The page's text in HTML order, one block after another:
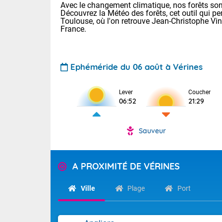
Pour la
temps
Tendance
Avec le changement climatique, nos forêts
Découvrez la Météo des forêts, cet outil qui
Toulouse, où l'on retrouve Jean-Christophe
France.
Ephéméride du 06 août à Vérines
Lever
06:52
Coucher
21:29
Sauveur
A PROXIMITÉ DE VÉRINES
Ville Plage Port
Voici les
28 Lyon :
: 27 Nancy :
31 Lille : 26
Demain :
Calme,
La journée
alors que la